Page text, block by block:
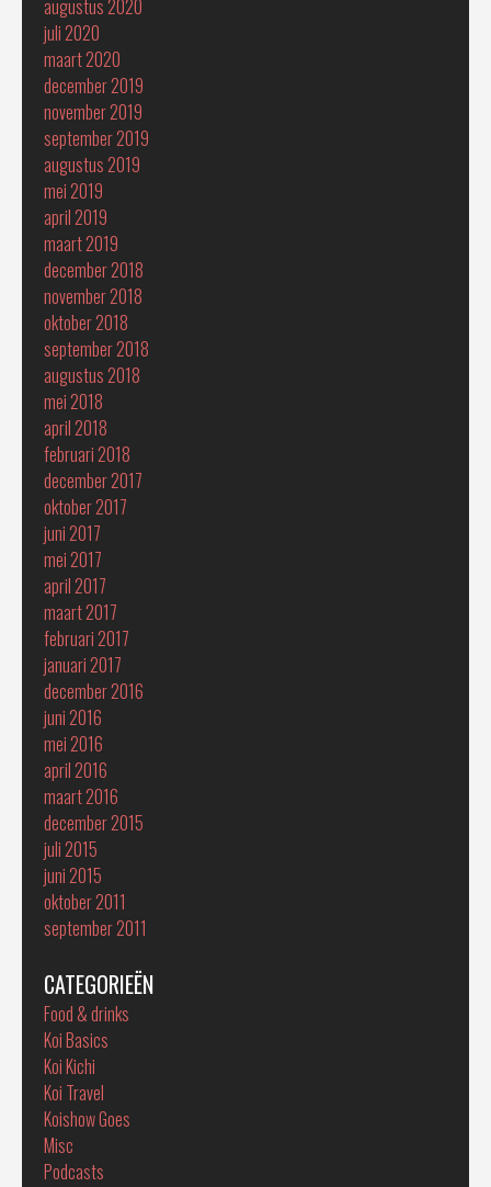
augustus 2020
juli 2020
maart 2020
december 2019
november 2019
september 2019
augustus 2019
mei 2019
april 2019
maart 2019
december 2018
november 2018
oktober 2018
september 2018
augustus 2018
mei 2018
april 2018
februari 2018
december 2017
oktober 2017
juni 2017
mei 2017
april 2017
maart 2017
februari 2017
januari 2017
december 2016
juni 2016
mei 2016
april 2016
maart 2016
december 2015
juli 2015
juni 2015
oktober 2011
september 2011
CATEGORIEËN
Food & drinks
Koi Basics
Koi Kichi
Koi Travel
Koishow Goes
Misc
Podcasts